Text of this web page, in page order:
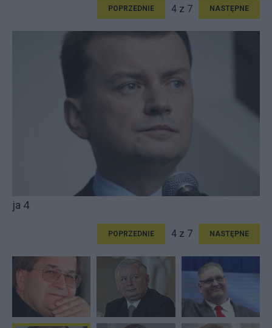
POPRZEDNIE 4 z 7 NASTĘPNE
ja 4
POPRZEDNIE 4 z 7 NASTĘPNE